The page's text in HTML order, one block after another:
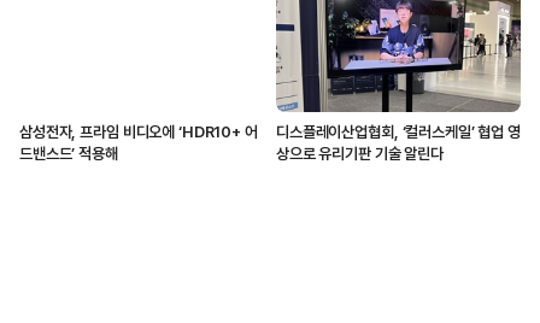
삼성전자, 프라임 비디오에 ‘HDR10+ 어
드밴스드’ 적용해
디스플레이산업협회, ‘컬러스케일’ 협업 영
상으로 유리기판 기술 알린다